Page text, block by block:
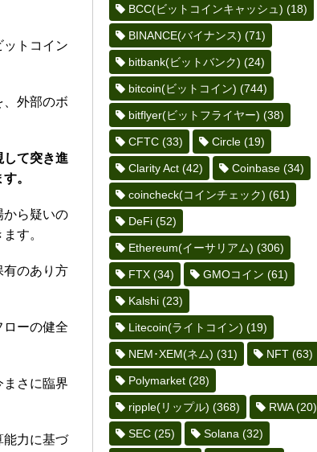
ットコイン
外部のボ
て突き進
。
から疑いの
す。
有のあり方
ーの健全
さに臨界
能力に基づ
BCC(ビットコインキャッシュ) (18)
BINANCE(バイナンス) (71)
bitbank(ビットバンク) (24)
bitcoin(ビットコイン) (744)
bitflyer(ビットフライヤー) (38)
CFTC (33) Circle (19)
Clarity Act (42) Coinbase (34)
coincheck(コインチェック) (61)
DeFi (52)
Ethereum(イーサリアム) (306)
FTX (34) GMOコイン (61)
Kalshi (23)
Litecoin(ライトコイン) (19)
NEM･XEM(ネム) (31) NFT (63)
Polymarket (28)
ripple(リップル) (368) RWA(20)
SEC (25) Solana (32)